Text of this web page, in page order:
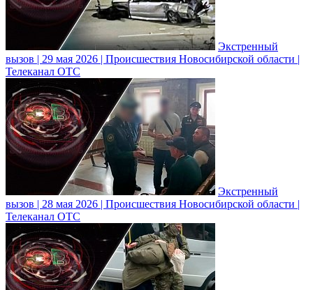
Экстренный
вызов | 29 мая 2026 | Происшествия Новосибирской области |
Телеканал ОТС
Экстренный
вызов | 28 мая 2026 | Происшествия Новосибирской области |
Телеканал ОТС